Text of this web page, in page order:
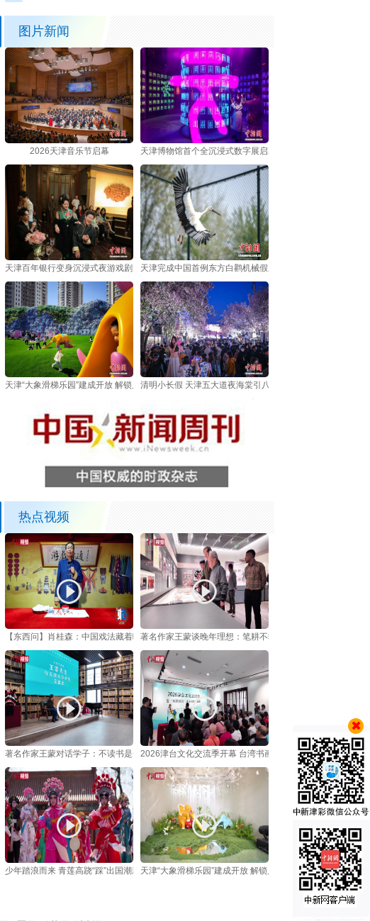
图片新闻
2026天津音乐节启幕 天津博物馆首个全沉浸式数字展启幕 以数字技术解锁甲骨文
天津百年银行变身沉浸式夜游戏剧舞台天津完成中国首例东方白鹳机械假肢安装
天津“大象滑梯乐园”建成开放 解锁几代人童年记忆清明小长假 天津五大道夜海棠引八方游客
热点视频
【东西问】肖桂森：中国戏法藏着哪些“袖里乾坤”？著名作家王蒙谈晚年理想：笔耕不辍，继续写小说
著名作家王蒙对话学子：不读书是一件很可怜的事2026津台文化交流季开幕 台湾书画家携作品进校园、办联展
少年踏浪而来 青莲高跷“踩”出国潮新生天津“大象滑梯乐园”建成开放 解锁几代人童年记忆